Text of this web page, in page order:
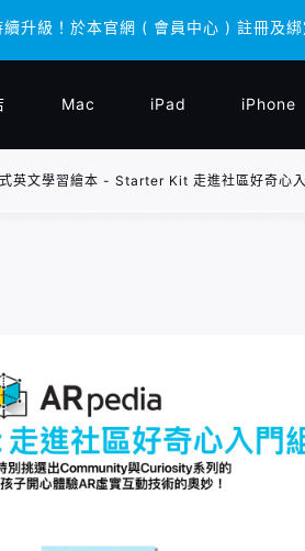
升級！於本官網 ( 會員中心 ) 註冊及
升級！於本官網 ( 會員中心 ) 註冊及
Mac iPad iPhone
式英文學習繪本 - Starter Kit 走進社區好奇